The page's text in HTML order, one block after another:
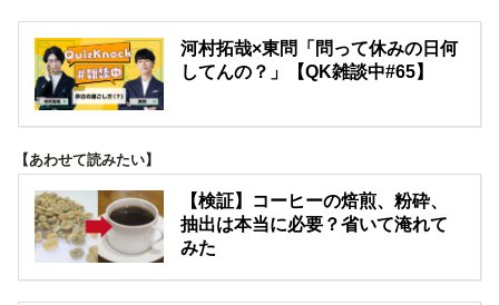
河村拓哉×東問「問って休みの日何
してんの？」【QK雑談中#65】
【あわせて読みたい】
【検証】コーヒーの焙煎、粉砕、
抽出は本当に必要？省いて淹れて
みた